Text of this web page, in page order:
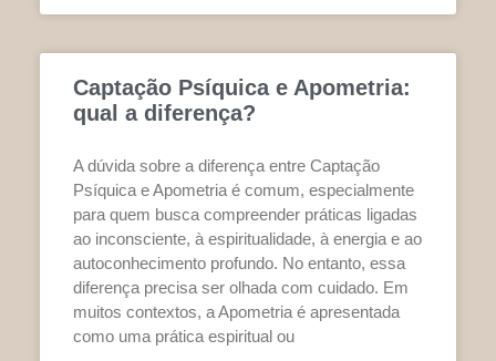
Captação Psíquica e Apometria:
qual a diferença?
A dúvida sobre a diferença entre Captação
Psíquica e Apometria é comum, especialmente
para quem busca compreender práticas ligadas
ao inconsciente, à espiritualidade, à energia e ao
autoconhecimento profundo. No entanto, essa
diferença precisa ser olhada com cuidado. Em
muitos contextos, a Apometria é apresentada
como uma prática espiritual ou